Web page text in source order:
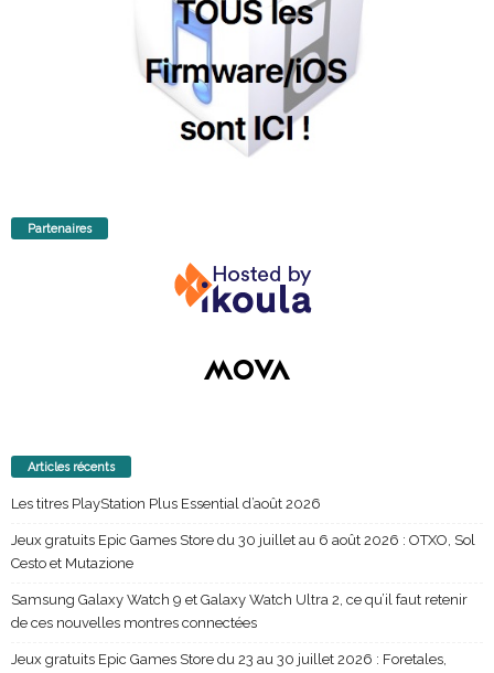
Partenaires
Articles récents
Les titres PlayStation Plus Essential d’août 2026
Jeux gratuits Epic Games Store du 30 juillet au 6 août 2026 : OTXO, Sol
Cesto et Mutazione
Samsung Galaxy Watch 9 et Galaxy Watch Ultra 2, ce qu’il faut retenir
de ces nouvelles montres connectées
Jeux gratuits Epic Games Store du 23 au 30 juillet 2026 : Foretales,